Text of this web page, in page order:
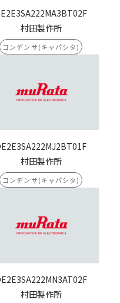
村田製作所
コンデンサ(キャパシタ)
村田製作所
コンデンサ(キャパシタ)
村田製作所